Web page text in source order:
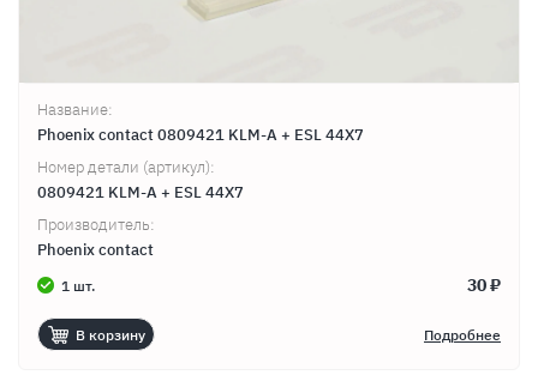
Название:
Phoenix contact 0809421 KLM-A + ESL 44X7
Номер детали (артикул):
0809421 KLM-A + ESL 44X7
Производитель:
Phoenix contact
1 шт. 30 ₽
В корзину Подробнее